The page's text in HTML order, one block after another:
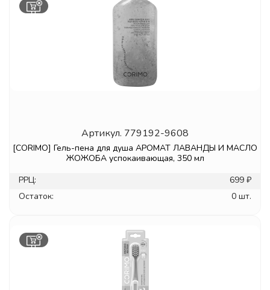
Артикул. 779192-9608
[CORIMO] Гель-пена для душа АРОМАТ ЛАВАНДЫ И МАСЛО
ЖОЖОБА успокаивающая, 350 мл
РРЦ:
699 ₽
Остаток:
0 шт.